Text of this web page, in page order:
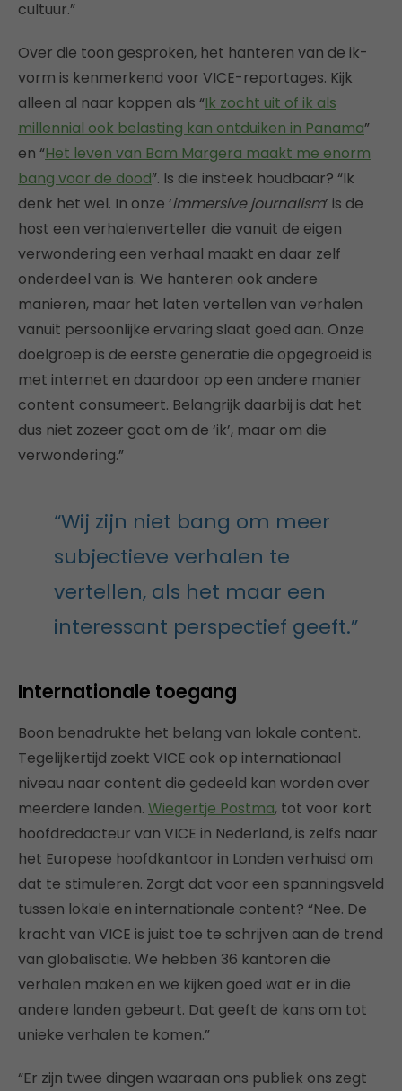
cultuur.”
Over die toon gesproken, het hanteren van de ik-
vorm is kenmerkend voor VICE-reportages. Kijk
alleen al naar koppen als “Ik zocht uit of ik als
millennial ook belasting kan ontduiken in Panama”
en “Het leven van Bam Margera maakt me enorm
bang voor de dood”. Is die insteek houdbaar? “Ik
denk het wel. In onze ‘immersive journalism’ is de
host een verhalenverteller die vanuit de eigen
verwondering een verhaal maakt en daar zelf
onderdeel van is. We hanteren ook andere
manieren, maar het laten vertellen van verhalen
vanuit persoonlijke ervaring slaat goed aan. Onze
doelgroep is de eerste generatie die opgegroeid is
met internet en daardoor op een andere manier
content consumeert. Belangrijk daarbij is dat het
dus niet zozeer gaat om de ‘ik’, maar om die
verwondering.”
“Wij zijn niet bang om meer
subjectieve verhalen te
vertellen, als het maar een
interessant perspectief geeft.”
Internationale toegang
Boon benadrukte het belang van lokale content.
Tegelijkertijd zoekt VICE ook op internationaal
niveau naar content die gedeeld kan worden over
meerdere landen. Wiegertje Postma, tot voor kort
hoofdredacteur van VICE in Nederland, is zelfs naar
het Europese hoofdkantoor in Londen verhuisd om
dat te stimuleren. Zorgt dat voor een spanningsveld
tussen lokale en internationale content? “Nee. De
kracht van VICE is juist toe te schrijven aan de trend
van globalisatie. We hebben 36 kantoren die
verhalen maken en we kijken goed wat er in die
andere landen gebeurt. Dat geeft de kans om tot
unieke verhalen te komen.”
“Er zijn twee dingen waaraan ons publiek ons zegt